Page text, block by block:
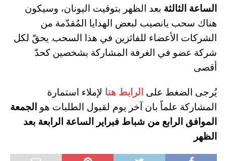
الساعة الثالثة بعد الظهر بتوقيت اليونان، وسيكون
هناك سحب يانصيب لبعض الهدايا المُقدّمة من
الشركات الأعضاء للفائزين في هذا السحب. يحقّ لكل
شركة عضو في الغرفة المشاركة بشخصين كحدّ
أقصى
يُرجى الضغط على الرابط هنا لإملاء استمارة
المشاركة علماً بان آخر يوم لقبول الطلبات هو الجمعة
الموافق الرابع من شباط فبراير الساعة الرابعة بعد
الظهر